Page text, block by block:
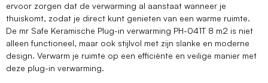
ervoor zorgen dat de verwarming al aanstaat wanneer je
thuiskomt, zodat je direct kunt genieten van een warme ruimte.
De mr Safe Keramische Plug-in verwarming PH-041T 8 m2 is niet
alleen functioneel, maar ook stijlvol met zijn slanke en moderne
design. Verwarm je ruimte op een efficiënte en veilige manier met
deze plug-in verwarming.